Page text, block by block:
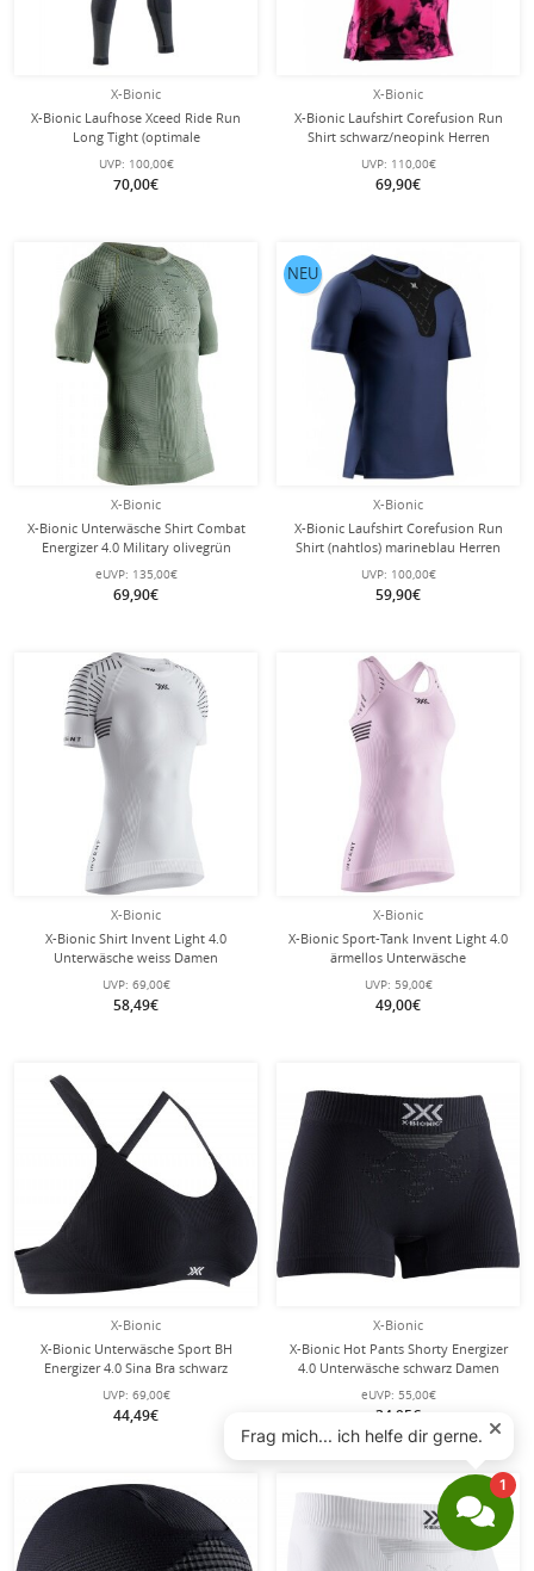
X-Bionic
X-Bionic Laufhose Xceed Ride Run
Long Tight (optimale
schwarz/grau Herren
UVP: 100,00€
70,00€
X-Bionic
X-Bionic Laufshirt Corefusion Run
Shirt schwarz/neopink Herren
UVP: 110,00€
69,90€
X-Bionic
X-Bionic Unterwäsche Shirt Combat
Energizer 4.0 Military olivegrün
eUVP: 135,00€
69,90€
X-Bionic
X-Bionic Laufshirt Corefusion Run
Shirt (nahtlos) marineblau Herren
UVP: 100,00€
59,90€
NEU
X-Bionic
X-Bionic Shirt Invent Light 4.0
Unterwäsche weiss Damen
UVP: 69,00€
58,49€
X-Bionic
X-Bionic Sport-Tank Invent Light 4.0
ärmellos Unterwäsche
UVP: 59,00€
49,00€
X-Bionic
X-Bionic Unterwäsche Sport BH
Energizer 4.0 Sina Bra schwarz
UVP: 69,00€
44,49€
X-Bionic
X-Bionic Hot Pants Shorty Energizer
4.0 Unterwäsche schwarz Damen
eUVP: 55,00€
34,95€